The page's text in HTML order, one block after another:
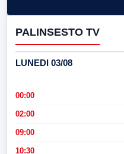
PALINSESTO TV
LUNEDI 03/08
00:00
02:00
09:00
10:30